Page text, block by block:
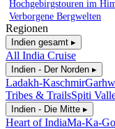
Hochgebirgstouren im
Verborgene Bergwelten
Regionen
Indien gesamt ▸
All India Cruise
Indien - Der Norden ▸
Ladakh-Kaschmir
Tribes & TrailsSpiti
Indien - Die Mitte ▸
Heart of IndiaMa-Ka-